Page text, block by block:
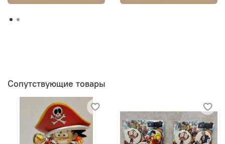
Сопутствующие товары